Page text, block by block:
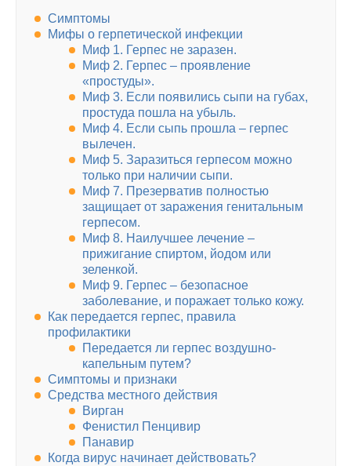
Симптомы
Мифы о герпетической инфекции
Миф 1. Герпес не заразен.
Миф 2. Герпес – проявление
«простуды».
Миф 3. Если появились сыпи на губах,
простуда пошла на убыль.
Миф 4. Если сыпь прошла – герпес
вылечен.
Миф 5. Заразиться герпесом можно
только при наличии сыпи.
Миф 7. Презерватив полностью
защищает от заражения генитальным
герпесом.
Миф 8. Наилучшее лечение –
прижигание спиртом, йодом или
зеленкой.
Миф 9. Герпес – безопасное
заболевание, и поражает только кожу.
Как передается герпес, правила
профилактики
Передается ли герпес воздушно-
капельным путем?
Симптомы и признаки
Средства местного действия
Вирган
Фенистил Пенцивир
Панавир
Когда вирус начинает действовать?